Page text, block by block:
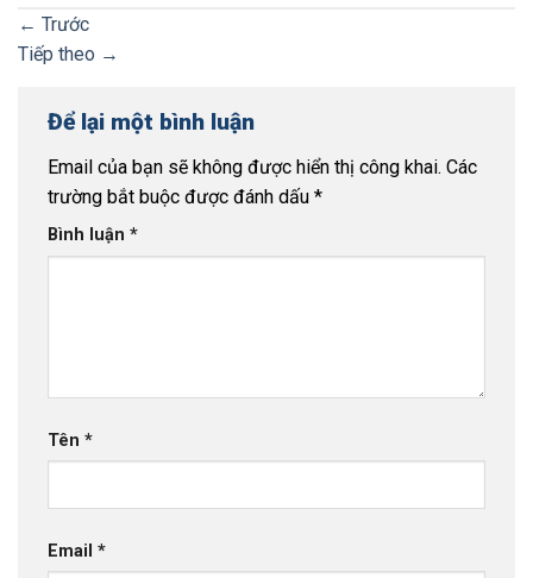
← Trước
Tiếp theo →
Để lại một bình luận
Email của bạn sẽ không được hiển thị công khai. Các
trường bắt buộc được đánh dấu *
Bình luận *
Tên *
Email *